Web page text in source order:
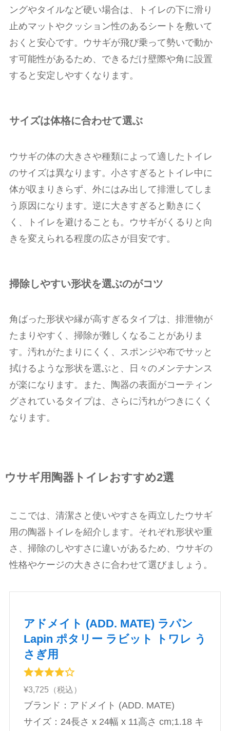
ングやタイルなど硬い場合は、トイレの下に滑り
止めマットやクッション性のあるシートを敷いて
おくと安心です。ウサギが飛び乗って勢いで動か
す可能性があるため、できるだけ壁際や角に設置
すると安定しやすくなります。
サイズは体格に合わせて選ぶ
ウサギの体の大きさや種類によって適したトイレ
のサイズは異なります。小さすぎるとトイレ中に
体が収まりきらず、外にはみ出して排泄してしま
う原因になります。逆に大きすぎると動きにく
く、トイレを避けることも。ウサギがくるりと向
きを変えられる程度の広さが目安です。
掃除しやすい形状を選ぶのがコツ
角ばった形状や縁が高すぎるタイプは、排泄物が
たまりやすく、掃除が難しくなることがありま
す。汚れがたまりにくく、スポンジや布でサッと
拭けるような形状を選ぶと、日々のメンテナンス
が楽になります。また、陶器の表面がコーティン
グされているタイプは、さらに汚れがつきにくく
なります。
ウサギ用陶器トイレおすすめ2選
ここでは、清潔さと使いやすさを両立したウサギ
用の陶器トイレを紹介します。それぞれ形状や重
さ、掃除のしやすさに違いがあるため、ウサギの
性格やケージの大きさに合わせて選びましょう。
アドメイト (ADD. MATE) ラパン
Lapin ポタリー ラビット トワレ う
さぎ用
¥3,725（税込）
ブランド：アドメイト (ADD. MATE)
‎サイズ：24長さ x 24幅 x 11高さ cm;1.18 キ